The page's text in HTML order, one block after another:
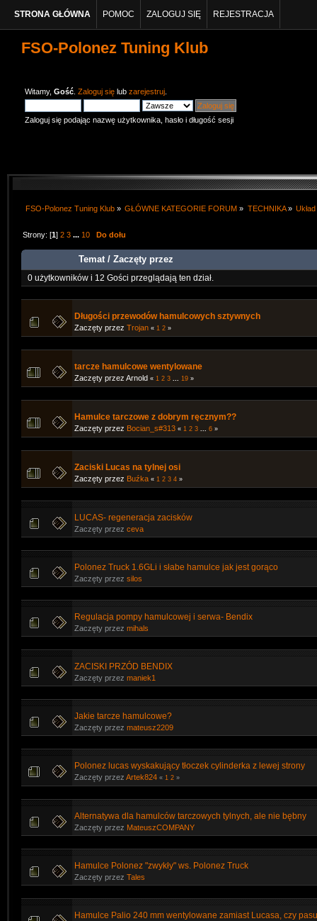
STRONA GŁÓWNA POMOC ZALOGUJ SIĘ REJESTRACJA
FSO-Polonez Tuning Klub
Witamy, Gość. Zaloguj sięlub zarejestruj.
Zaloguj się podając nazwę użytkownika, hasło i długość sesji
FSO-Polonez Tuning Klub » GŁÓWNE KATEGORIE FORUM » TECHNIKA»
Strony: [1]2 3 ... 10 Do dołu
Temat/ Zaczęty przez
0 użytkowników i 12 Gości przeglądają ten dział.
Długości przewodów hamulcowych sztywnych
Zaczęty przez Trojan « 1 2»
tarcze hamulcowe wentylowane
Zaczęty przez Arnold « 1 2 3 19»
Hamulce tarczowe z dobrym ręcznym??
Zaczęty przez Bocian_s#313 « 1 2 3 6»
Zaciski Lucas na tylnej osi
Zaczęty przez Buźka « 1 2 3 4»
LUCAS- regeneracja zacisków
Zaczęty przez ceva
Polonez Truck 1.6GLi i słabe hamulce jak jest gorąco
Zaczęty przez silos
Regulacja pompy hamulcowej i serwa- Bendix
Zaczęty przez mihals
ZACISKI PRZÓD BENDIX
Zaczęty przez maniek1
Jakie tarcze hamulcowe?
Zaczęty przez mateusz2209
Polonez lucas wyskakujący tłoczek cylinderka z lewej strony
Zaczęty przez Artek824 « 1 2»
Alternatywa dla hamulców tarczowych tylnych, ale nie bębny
Zaczęty przez MateuszCOMPANY
Hamulce Polonez "zwykły" ws. Polonez Truck
Zaczęty przez Tales
Hamulce Palio 240 mm wentylowane zamiast Lucasa, czy